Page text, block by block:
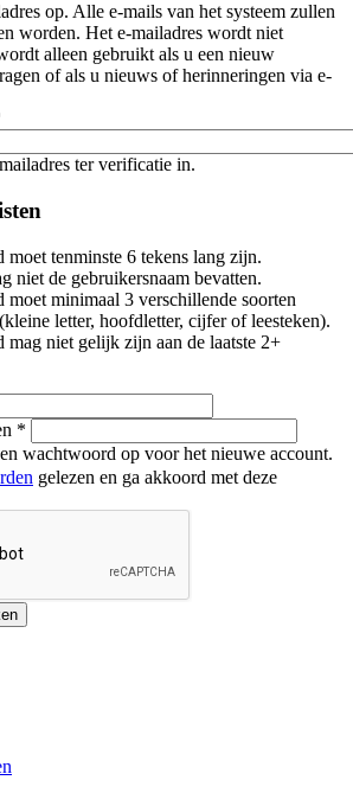
op. Alle e-mails van het systeem zullen
worden. Het e-mailadres wordt niet
alleen gebruikt als u een nieuw
of als u nieuws of herinneringen via e-
ter verificatie in.
tenminste 6 tekens lang zijn.
niet de gebruikersnaam bevatten.
minimaal 3 verschillende soorten
letter, hoofdletter, cijfer of leesteken).
niet gelijk zijn aan de laatste 2+
*
wachtwoord op voor het nieuwe account.
gelezen en ga akkoord met deze